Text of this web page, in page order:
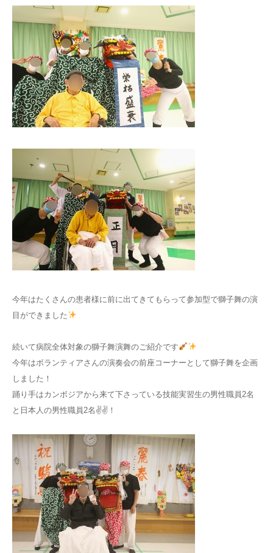
今年はたくさんの患者様に前に出てきてもらって参加型で獅子舞の演
目ができました
続いて病院全体対象の獅子舞演舞のご紹介です
今年はボランティアさんの演奏会の前座コーナーとして獅子舞を企画
しました！
踊り手はカンボジアから来て下さっている技能実習生の男性職員2名
と日本人の男性職員2名✌✌！